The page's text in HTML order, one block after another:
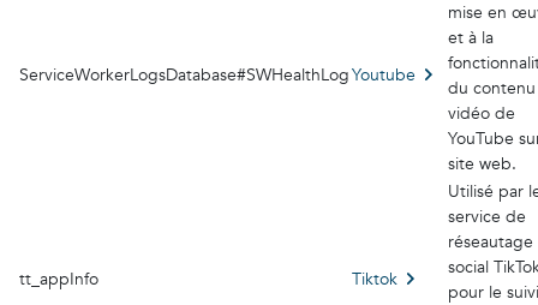
ServiceWorkerLogsDatabase#SWHealthLogYoutube
mise en
et à la
du contenu
vidéo de
YouTube
site web.
tt_appInfo Tiktok
Utilisé par
service de
réseautage
social
pour le suivi